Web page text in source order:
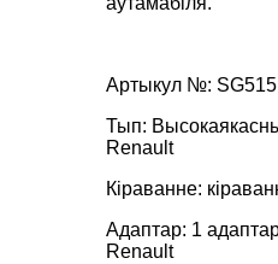
Артыкул №: SG515
Тып:
Renault
Кіраванне:
Адаптар: 1
Renault